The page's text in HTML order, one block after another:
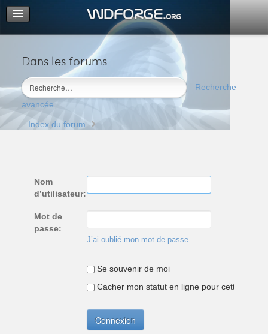
Dans les forums
Recherche
avancée
Portail
Index du forum
M’enregistrer
Connexion
Index du forum
Nom
d’utilisateur:
Mot de
passe:
J’ai oublié mon mot de passe
Se souvenir de moi
Cacher mon statut en ligne pour cette